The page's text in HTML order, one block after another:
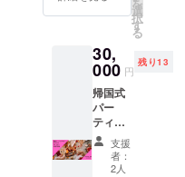
21:00
・場
宿、恵
比寿、
銀座あ
たり
（都
内）※会
場検討
中 ・支
援者様
選
択
す
る
30,
000 円
残り13
帰国式
パー
ティー
参加応
援チ
ケット※
支援
者：
2人